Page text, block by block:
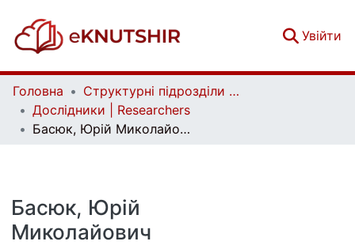
Увійти
Головна
Структурні підрозділи Київського національного університету імені Тараса Шевченка та Організації | Faculties, Institutes and Departments of Taras Shevchenko National University of Kyiv and Organizations
Дослідники | Researchers
Басюк, Юрій Миколайович
Басюк, Юрій
Миколайович